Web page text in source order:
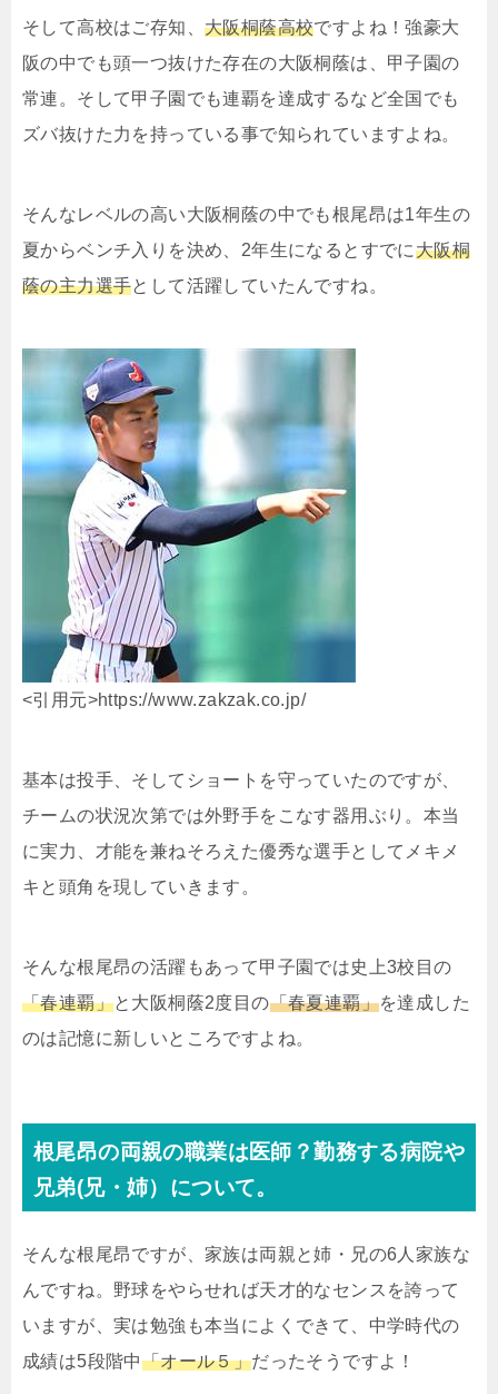
そして高校はご存知、 大阪桐蔭高校ですよね！強豪大
阪の中でも頭一つ抜けた存在の大阪桐蔭は、甲子園の
常連。そして甲子園でも連覇を達成するなど全国でも
ズバ抜けた力を持っている事で知られていますよね。
そんなレベルの高い大阪桐蔭の中でも根尾昂は1年生の
夏からベンチ入りを決め、2年生になるとすでに大阪桐
蔭の主力選手として活躍していたんですね。
<引用元>https://www.zakzak.co.jp/
基本は投手、そしてショートを守っていたのですが、
チームの状況次第では外野手をこなす器用ぶり。本当
に実力、才能を兼ねそろえた優秀な選手としてメキメ
キと頭角を現していきます。
そんな根尾昂の活躍もあって甲子園では史上3校目の
「春連覇」と大阪桐蔭2度目の「春夏連覇」を達成した
のは記憶に新しいところですよね。
根尾昂の両親の職業は医師？勤務する病院や
兄弟(兄・姉）について。
そんな根尾昂ですが、家族は両親と姉・兄の6人家族な
んですね。野球をやらせれば天才的なセンスを誇って
いますが、実は勉強も本当によくできて、中学時代の
成績は5段階中「オール５」だったそうですよ！